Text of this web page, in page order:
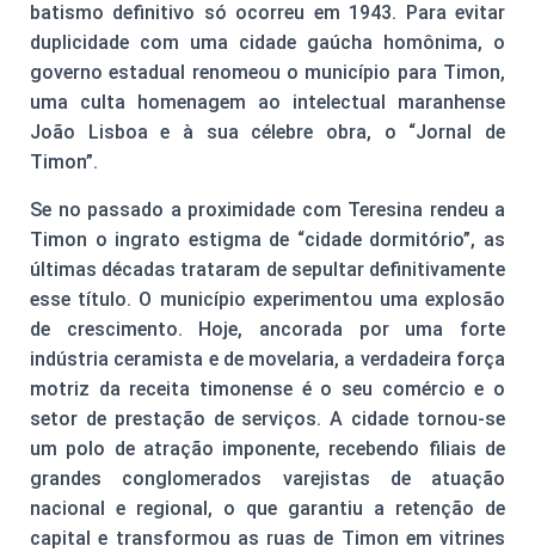
batismo definitivo só ocorreu em 1943. Para evitar
duplicidade com uma cidade gaúcha homônima, o
governo estadual renomeou o município para Timon,
uma culta homenagem ao intelectual maranhense
João Lisboa e à sua célebre obra, o “Jornal de
Timon”.
Se no passado a proximidade com Teresina rendeu a
Timon o ingrato estigma de “cidade dormitório”, as
últimas décadas trataram de sepultar definitivamente
esse título. O município experimentou uma explosão
de crescimento. Hoje, ancorada por uma forte
indústria ceramista e de movelaria, a verdadeira força
motriz da receita timonense é o seu comércio e o
setor de prestação de serviços. A cidade tornou-se
um polo de atração imponente, recebendo filiais de
grandes conglomerados varejistas de atuação
nacional e regional, o que garantiu a retenção de
capital e transformou as ruas de Timon em vitrines